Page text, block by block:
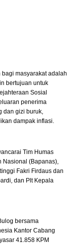
masyarakat adalah
bertujuan untuk
Sosial
penerima
dan gizi buruk,
dampak inflasi.
Tim Humas
Nasional (Bapanas),
Fakri Firdaus dan
dan Plt Kepala
bersama
Kantor Cabang
41.858 KPM